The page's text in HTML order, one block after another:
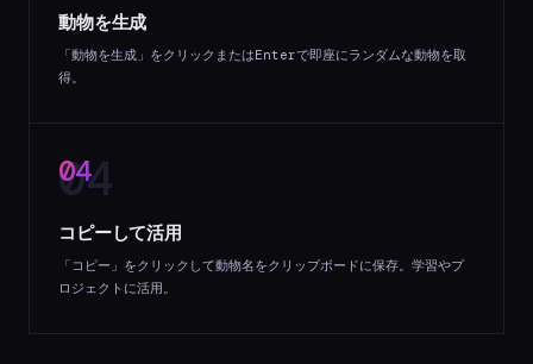
動物を生成
「動物を生成」をクリックまたはEnterで即座にランダムな動物を取
得。
04
コピーして活用
「コピー」をクリックして動物名をクリップボードに保存。学習やプ
ロジェクトに活用。